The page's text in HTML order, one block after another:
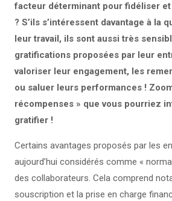
facteur déterminant pour fidéliser
? S’ils s’intéressent davantage à la
leur travail, ils sont aussi très
gratifications proposées par leur
valoriser leur engagement, les
ou saluer leurs performances !
récompenses » que vous pourriez
gratifier !
Certains avantages proposés par les
aujourd’hui considérés comme «
des collaborateurs. Cela comprend
souscription et la prise en charge